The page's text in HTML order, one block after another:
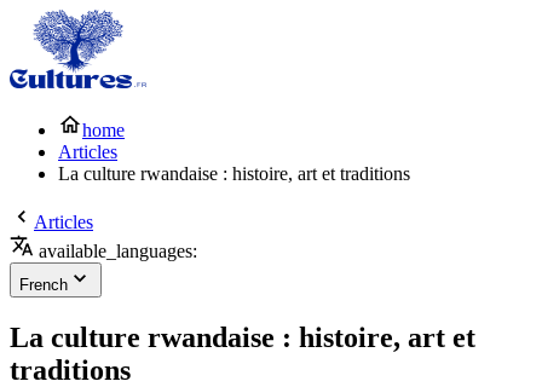
home
Articles
La culture rwandaise : histoire, art et traditions
Articles
available_languages:
French
La culture rwandaise : histoire, art et
traditions